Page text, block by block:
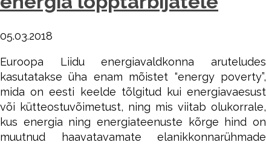
05.03.2018
Euroopa Liidu energiavaldkonna aruteludes
kasutatakse üha enam mõistet “energy poverty”,
mida on eesti keelde tõlgitud kui energiavaesust
või kütteostuvõimetust, ning mis viitab olukorrale,
kus energia ning energiateenuste kõrge hind on
muutnud haavatavamate elanikkonnarühmade